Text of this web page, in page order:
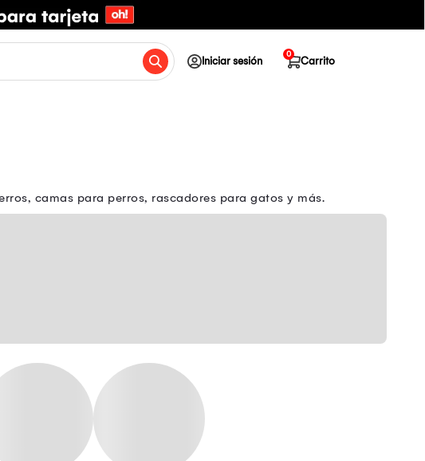
Iniciar sesión Carrito
0
camas para perros, rascadores para gatos y más.